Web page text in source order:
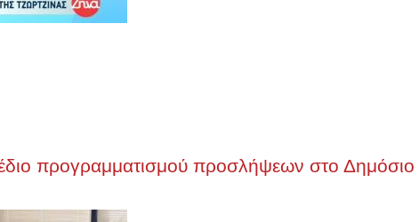
προγραμματισμού προσλήψεων στο Δημόσιο